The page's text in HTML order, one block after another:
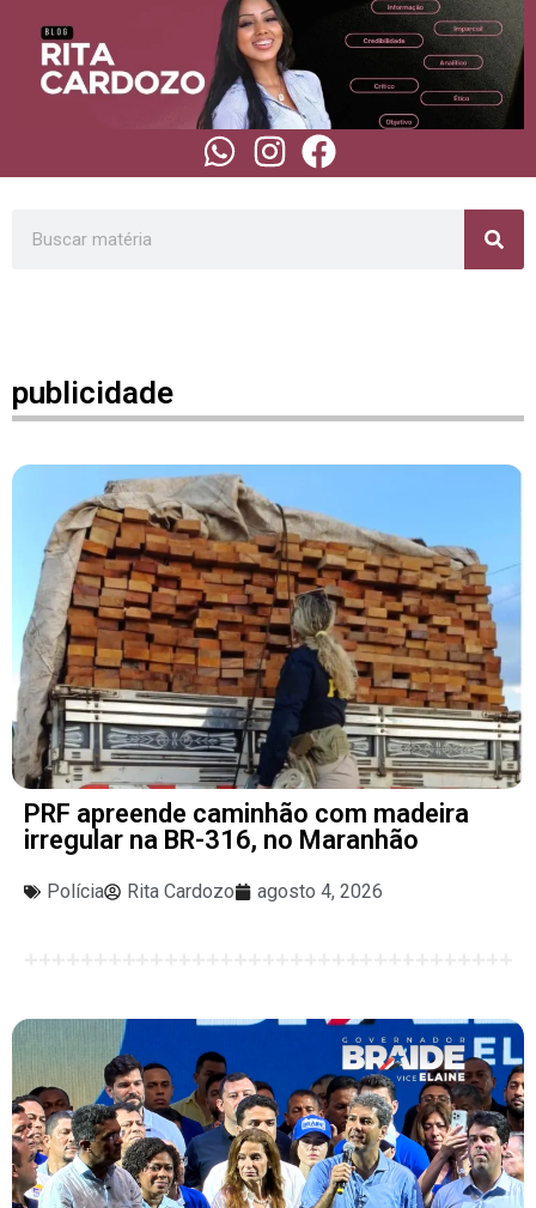
publicidade
PRF apreende caminhão com madeira
irregular na BR-316, no Maranhão
Polícia Rita Cardozo agosto 4, 2026